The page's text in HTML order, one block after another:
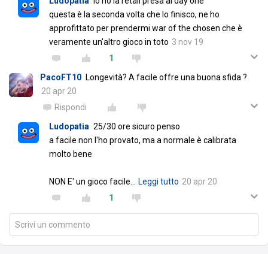
questa è la seconda volta che lo finisco, ne ho
approfittato per prendermi war of the chosen che è
veramente un'altro gioco in toto 3 nov 19
1
PacoFT10 Longevità? A facile offre una buona sfida ?
20 apr 20
Rispondi
Ludopatia 25/30 ore sicuro penso
a facile non l'ho provato, ma a normale è calibrata
molto bene
NON E' un gioco facile Leggi tutto 20 apr 20
1
Scrivi un commento